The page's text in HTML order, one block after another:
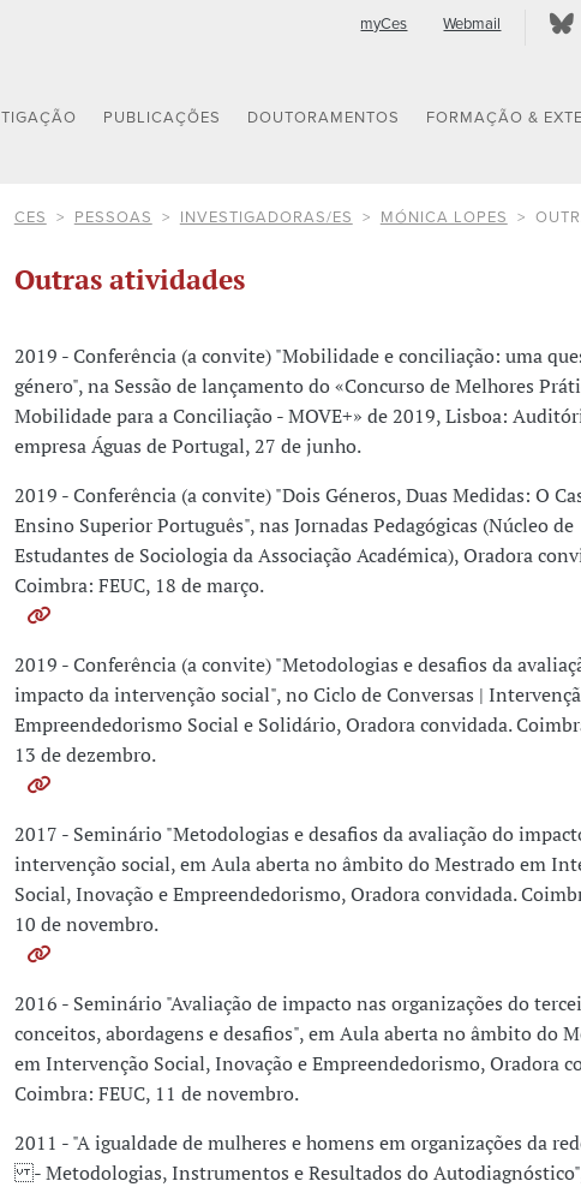
myCes Webmail
PUBLICAÇÕES DOUTORAMENTOS FORMAÇÃO &
CES PESSOAS INVESTIGADORAS/ES MÓNICA LOPES
Outras atividades
2019 - Conferência (a convite) "Mobilidade e conciliação: uma
género", na Sessão de lançamento do «Concurso de Melhores
Mobilidade para a Conciliação - MOVE+» de 2019, Lisboa:
empresa Águas de Portugal, 27 de junho.
2019 - Conferência (a convite) "Dois Géneros, Duas Medidas: O
Ensino Superior Português", nas Jornadas Pedagógicas (Núcleo de
Estudantes de Sociologia da Associação Académica), Oradora
Coimbra: FEUC, 18 de março.
2019 - Conferência (a convite) "Metodologias e desafios da
impacto da intervenção social", no Ciclo de Conversas |
Empreendedorismo Social e Solidário, Oradora convidada.
13 de dezembro.
2017 - Seminário "Metodologias e desafios da avaliação do
intervenção social, em Aula aberta no âmbito do Mestrado em
Social, Inovação e Empreendedorismo, Oradora convidada.
10 de novembro.
2016 - Seminário "Avaliação de impacto nas organizações do
conceitos, abordagens e desafios", em Aula aberta no âmbito do
em Intervenção Social, Inovação e Empreendedorismo, Oradora
Coimbra: FEUC, 11 de novembro.
2011 - "A igualdade de mulheres e homens em organizações da
- Metodologias, Instrumentos e Resultados do